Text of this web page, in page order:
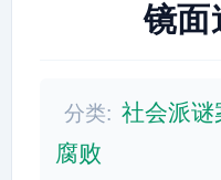
镜面
分类: 社会派谜
腐败